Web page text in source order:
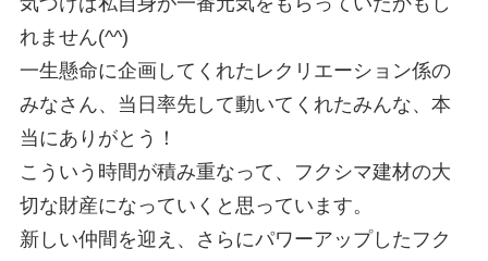
れません(^^)
⼀⽣懸命に企画してくれたレクリエーション係の
みなさん、当⽇率先して動いてくれたみんな、本
当にありがとう！
こういう時間が積み重なって、フクシマ建材の⼤
切な財産になっていくと思っています。
新しい仲間を迎え、さらにパワーアップしたフク